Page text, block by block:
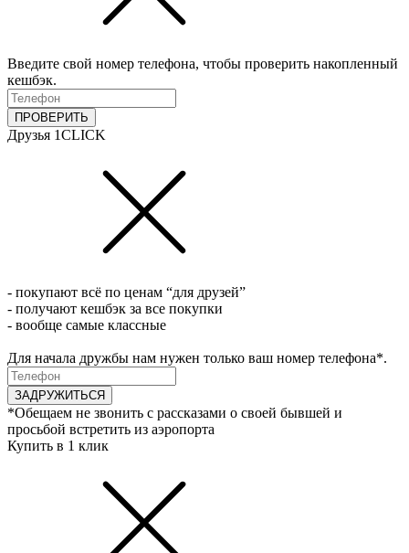
Введите свой номер телефона, чтобы проверить накопленный
кешбэк.
ПРОВЕРИТЬ
Друзья 1CLICK
- покупают всё по ценам “для друзей”
- получают кешбэк за все покупки
- вообще самые классные
Для начала дружбы нам нужен только ваш номер телефона*.
ЗАДРУЖИТЬСЯ
*Обещаем не звонить с рассказами о своей бывшей и
просьбой встретить из аэропорта
Купить в 1 клик